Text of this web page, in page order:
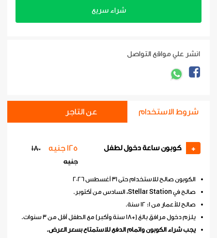
شراء سريع
انشر علي مواقع التواصل
شروط الاستخدام عن التاجر
+ كوبون ساعة دخول لطفل 125 جنيه
180
جنيه
الكوبون صالح للاستخدام حتى 31 أغسطس 2026
صالح في Stellar Station، السادس من أكتوبر.
صالح للأعمار من 1: 12 سنة.
يلزم دخول مرافق بالغ (+18 سنة وأكبر) مع الطفل أقل من 3 سنوات.
يجب شراء الكوبون واتمام الدفع للاستمتاع بسعر العرض.